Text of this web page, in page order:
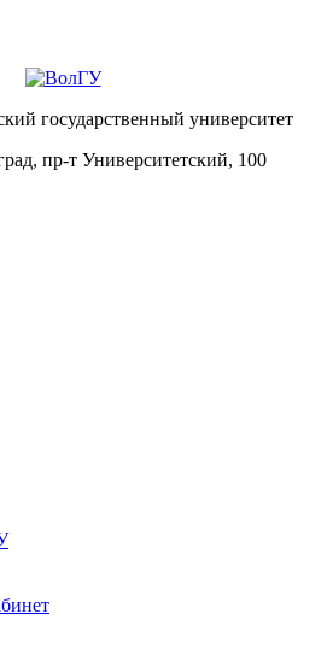
государственный университет
пр-т Университетский, 100